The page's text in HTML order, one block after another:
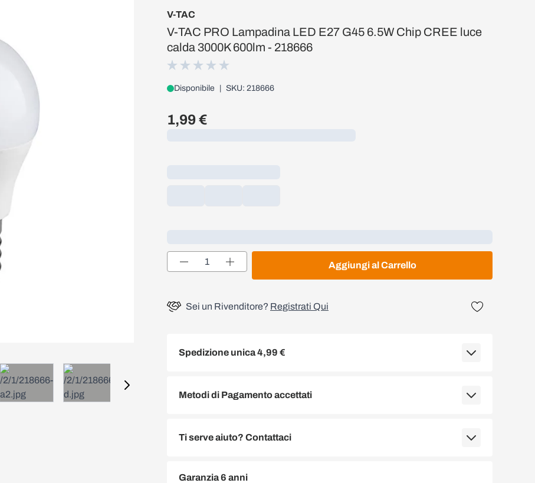
V-TAC
V-TAC PRO Lampadina LED E27 G45 6.5W Chip CREE luce
calda 3000K 600lm - 218666
Disponibile SKU: 218666
1,99 €
Aggiungi al Carrello
Sei un Rivenditore? Registrati Qui
Spedizione unica 4,99 €
Metodi di Pagamento accettati
Ti serve aiuto? Contattaci
Garanzia 6 anni